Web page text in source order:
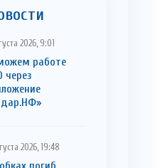
2026, 9:01
работе
через
2026, 19:48